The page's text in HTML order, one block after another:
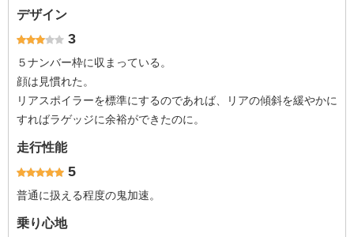
デザイン
3
５ナンバー枠に収まっている。
顔は見慣れた。
リアスポイラーを標準にするのであれば、リアの傾斜を緩やかに
すればラゲッジに余裕ができたのに。
走行性能
5
普通に扱える程度の鬼加速。
乗り心地